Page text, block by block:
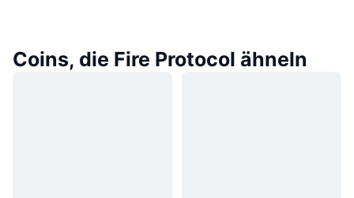
Coins, die Fire Protocol ähneln